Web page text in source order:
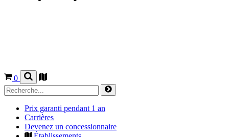
0
Prix garanti pendant 1 an
Carrières
Devenez un concessionnaire